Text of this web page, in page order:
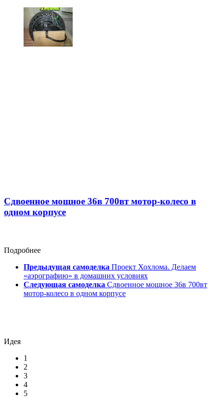
Сдвоенное мощное 36в 700вт мотор-колесо в
одном корпусе
Подробнее
Предыдущая самоделка Проект Хохлома. Делаем
«аэрографию» в домашних условиях
Следующая самоделка Сдвоенное мощное 36в 700вт
мотор-колесо в одном корпусе
Идея
1
2
3
4
5